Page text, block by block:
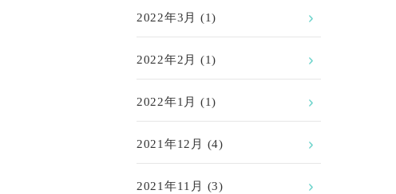
2022年3月 (1)
2022年2月 (1)
2022年1月 (1)
2021年12月 (4)
2021年11月 (3)